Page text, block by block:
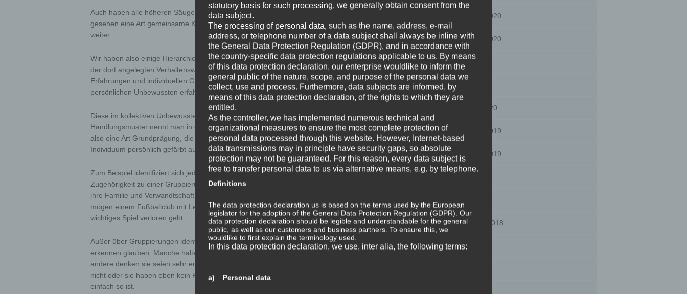
Auch haben alle höheren Säugetiere einige recht gleiche Reflexe und Verhaltensweisen, also so
gesehen eine Art gemeinsame Kultur, auch alle Tiere, alle Erd-Lebewesen und so weiter und so
weiter.
Wir haben also einige Hierarchien von Kollektiven in unserem kollektiven Unbewussten. Und manche
der dort angelegten Verhaltensweisen sind direkt in uns vorhanden, andere haben durch unsere
Erfahrungen und individuellen Gegebenheiten eine persönliche Ausprägung des Verhaltens im
persönlichen Unbewussten erfahren.
Diese im kollektiven Unbewussten angelegten Grundstrukturen menschlicher Vorstellungs- und
Handlungsmuster nennt man in der analytischen Psychologie auch Archetypen. So ein Archetyp ist
also eine Art Grundprägung, die prinzipiell für alle Menschen gleich ist, und dennoch für jedes
Individuum persönlich gefärbt ausgeprägt ist.
Zum Beispiel identifiziert sich jeder Mensch mit vielen Dingen. Für die einen mag beispielsweise die
Zugehörigkeit zu einer Gruppierung absolut identitätsgebend sein. Manche sind vielleicht voll über
ihre Familie und Verwandtschaft identifiziert. So sind wir nun mal in unserer Familie. Manche andere
mögen einem Fußballclub mit Leib und Seele angehören und in Tränen ausbrechen, wenn ein
wichtiges Spiel verloren geht.
Außer über Gruppierungen identifizieren sich viele über ihre Talente, die sie in sich selbst zu
erkennen glauben. Manche halten sich für zum Beispiel mathematisch hochbegabt, oder manche
andere denken sie seien sehr empathisch veranlagt. Oder sie denken, sie können Mathematik gar
nicht oder sie haben eben kein Feingefühl. Vielleicht, weil das in der Familie und Verwandtschaft
einfach so ist.
December 2020
November 2020
August 2020
July 2020
February 2020
December 2019
November 2019
September 2018
August 2018
statutory basis for such processing, we generally obtain consent from the
data subject.
The processing of personal data, such as the name, address, e-mail
address, or telephone number of a data subject shall always be inline with
the General Data Protection Regulation (GDPR), and in accordance with
the country-specific data protection regulations applicable to us. By means
of this data protection declaration, our enterprise wouldlike to inform the
general public of the nature, scope, and purpose of the personal data we
collect, use and process. Furthermore, data subjects are informed, by
means of this data protection declaration, of the rights to which they are
entitled.
As the controller, we has implemented numerous technical and
organizational measures to ensure the most complete protection of
personal data processed through this website. However, Internet-based
data transmissions may in principle have security gaps, so absolute
protection may not be guaranteed. For this reason, every data subject is
free to transfer personal data to us via alternative means, e.g. by telephone.
Definitions
The data protection declaration us is based on the terms used by the European
legislator for the adoption of the General Data Protection Regulation (GDPR). Our
data protection declaration should be legible and understandable for the general
public, as well as our customers and business partners. To ensure this, we
wouldlike to first explain the terminology used.
In this data protection declaration, we use, inter alia, the following terms:
a) Personal data